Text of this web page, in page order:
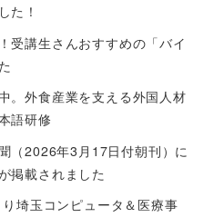
た！
受講生さんおすすめの「バイ
。外食産業を支える外国人材
語研修
（2026年3月17日付朝刊）に
掲載されました
埼玉コンピュータ＆医療事